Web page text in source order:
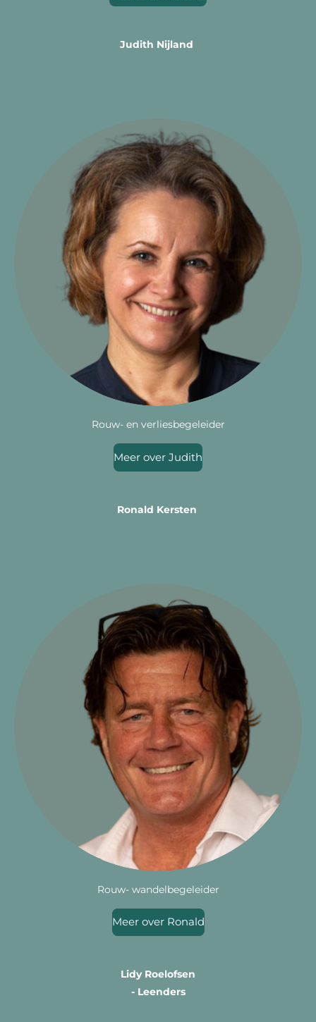
Judith Nijland
Rouw- en verliesbegeleider
Meer over Judith
Ronald Kersten
Rouw- wandelbegeleider
Meer over Ronald
Lidy Roelofsen
- Leenders